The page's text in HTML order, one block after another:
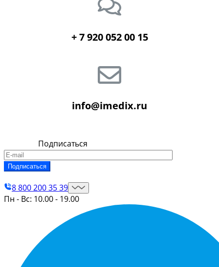
+ 7 920 052 00 15
info@imedix.ru
Подписаться
8 800 200 35 39
Пн - Вс: 10.00 - 19.00